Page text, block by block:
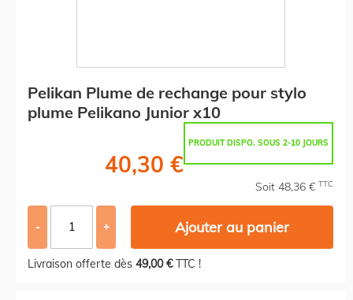
Pelikan Plume de rechange pour stylo
plume Pelikano Junior x10
PRODUIT DISPO. SOUS 2-10 JOURS
40,30 €
Soit 48,36 € TTC
- + Ajouter au panier
Livraison offerte dès 49,00 €TTC !